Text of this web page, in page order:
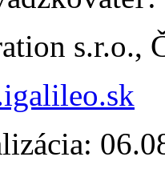
s.r.o.,